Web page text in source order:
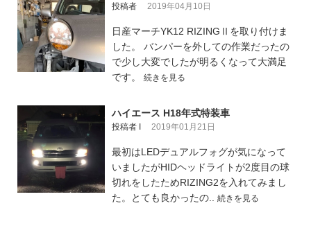
投稿者 2019年04月10日
日産マーチYK12 RIZINGⅡを取り付けま
した。 バンパーを外しての作業だったの
で少し大変でしたが明るくなって大満足
です。 続きを見る
ハイエース H18年式特装車
投稿者 I 2019年01月21日
最初はLEDデュアルフォグが気になって
いましたがHIDヘッドライトが2度目の球
切れをしたためRIZING2を入れてみまし
た。とても良かったの.. 続きを見る